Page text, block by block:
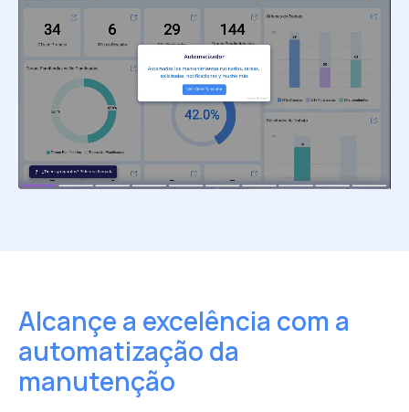
Alcançe a excelência com a
automatização da
manutenção